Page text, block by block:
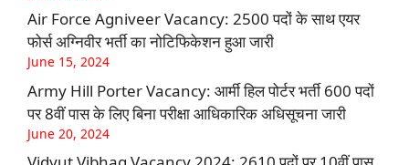
Air Force Agniveer Vacancy: 2500 पदों के साथ एयर
फोर्स अग्निवीर भर्ती का नोटिफिकेशन हुआ जारी
June 15, 2024
Army Hill Porter Vacancy: आर्मी हिल पोर्टर भर्ती 600 पदों
पर 8वीं पास के लिए बिना परीक्षा आधिकारिक अधिसूचना जारी
June 20, 2024